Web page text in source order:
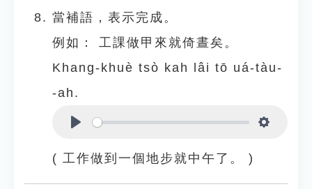
當補語，表示完成。
例如：
工課做甲來就倚晝矣。
Khang-khuè tsò kah lâi tō uá-tàu-
-ah.
( 工作做到一個地步就中午了。 )